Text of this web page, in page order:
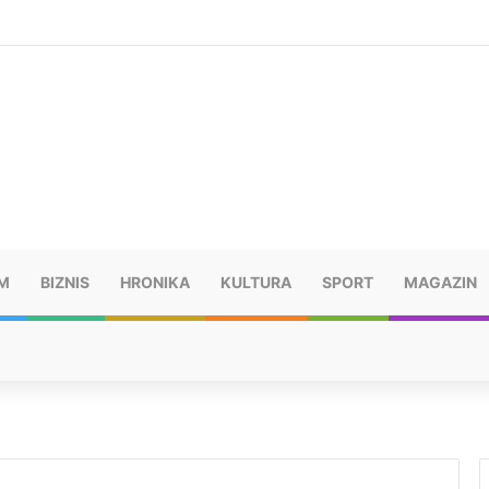
BIZNIS HRONIKA KULTURA SPORT MAGAZIN